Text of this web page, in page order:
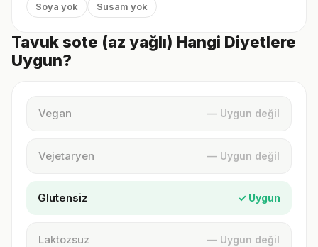
Soya yok
Susam yok
Tavuk sote (az yağlı) Hangi Diyetlere
Uygun?
Vegan — Uygun değil
Vejetaryen — Uygun değil
Glutensiz ✓ Uygun
Laktozsuz — Uygun değil